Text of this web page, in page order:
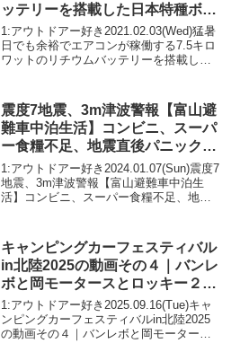
ッテリーを搭載した日本特種ボデ
ィーのキャブコンASAKAZE
1:アウトドアー好き2021.02.03(Wed)猛暑
日でも余裕でエアコンが稼働する7.5キロ
ワットのリチウムバッテリーを搭載した
逃さないで！！2:アウトドアー好き
2021...
震度7地震、3m津波警報【富山避
難車中泊生活】コンビニ、スーパ
ー食糧不足、地震直後パニック状
態からリアルな映像記録 | 2024年
1月1日能登半島地震
1:アウトドアー好き2024.01.07(Sun)震度7
地震、3m津波警報【富山避難車中泊生
活】コンビニ、スーパー食糧不足、地震
題らしいぞ、見逃さないで！！...
キャンピングカーフェスティバル
in北陸2025の動画その４｜バンレ
ボと岡モータースとロッキー２と
AtoZとミシマダイハツとセキソ
ーボディとバンテックとフジカー
ズジャパンとカーロとグランドモ
1:アウトドアー好き2025.09.16(Tue)キャ
ンピングカーフェスティバルin北陸2025
の動画その４｜バンレボと岡モータース